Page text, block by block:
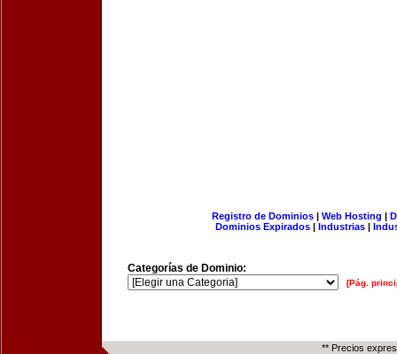
Registro de Dominios| Web Hosting |
Dominios Expirados | Industrias |
Categorías de Dominio:
[Pág.
** Precios